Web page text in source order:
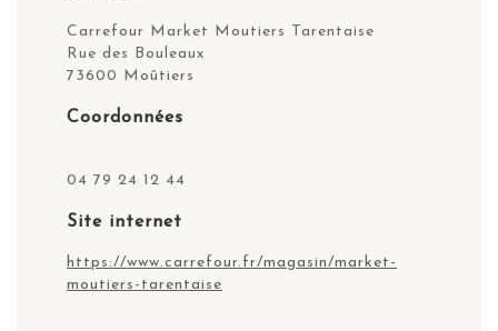
Carrefour Market Moutiers Tarentaise
Rue des Bouleaux
73600 Moûtiers
Coordonnées
04 79 24 12 44
Site internet
https://www.carrefour.fr/magasin/market-
moutiers-tarentaise